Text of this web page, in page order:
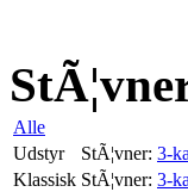
Alle
Udstyr
StÃ¦vner: 3-
Klassisk StÃ¦vner: 3-